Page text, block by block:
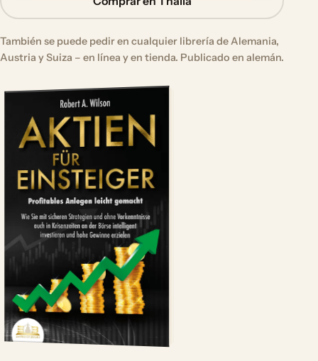
También se puede pedir en cualquier librería de Alemania,
Austria y Suiza – en línea y en tienda. Publicado en alemán.